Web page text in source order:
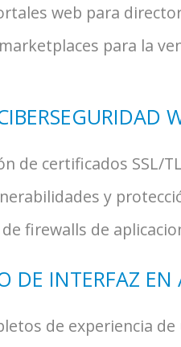
web para
para la
de certificados SSL/
y
firewalls de
DE INTERFAZ EN
de experiencia